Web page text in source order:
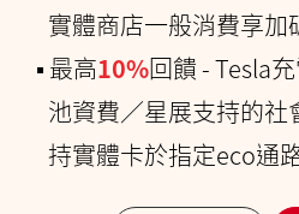
實體商店一般消費享加
▪ 最高10%回饋 - Tesla
池資費／星展支持的社
持實體卡於指定eco通